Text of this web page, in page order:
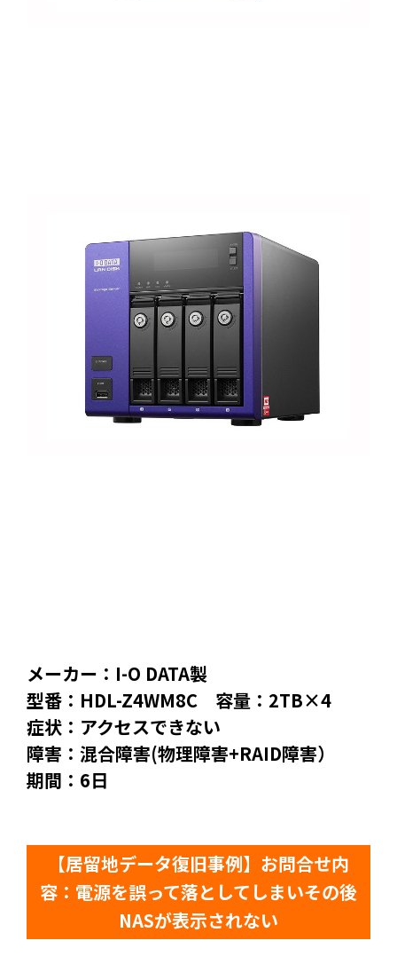
メーカー：I-O DATA製
型番：HDL-Z4WM8C 容量：2TB×4
症状：アクセスできない
障害：混合障害(物理障害+RAID障害）
期間：6日
【居留地データ復旧事例】お問合せ内
容：電源を誤って落としてしまいその後
NASが表示されない